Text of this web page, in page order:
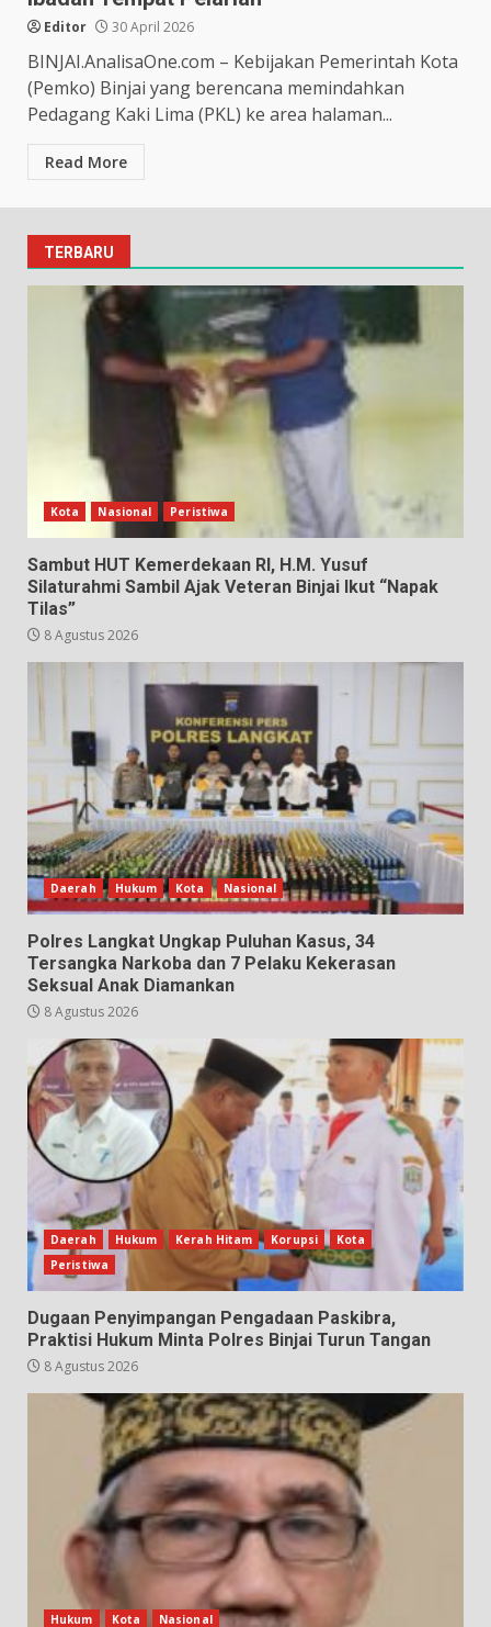
Editor 30 April 2026
BINJAI.AnalisaOne.com – Kebijakan Pemerintah Kota
(Pemko) Binjai yang berencana memindahkan
Pedagang Kaki Lima (PKL) ke area halaman...
Read More
TERBARU
Kota Nasional Peristiwa
Sambut HUT Kemerdekaan RI, H.M. Yusuf
Silaturahmi Sambil Ajak Veteran Binjai Ikut “Napak
Tilas”
8 Agustus 2026
Daerah Hukum Kota Nasional
Polres Langkat Ungkap Puluhan Kasus, 34
Tersangka Narkoba dan 7 Pelaku Kekerasan
Seksual Anak Diamankan
8 Agustus 2026
Daerah Hukum Kerah Hitam Korupsi
Kota
Peristiwa
Dugaan Penyimpangan Pengadaan Paskibra,
Praktisi Hukum Minta Polres Binjai Turun Tangan
8 Agustus 2026
Hukum Kota Nasional